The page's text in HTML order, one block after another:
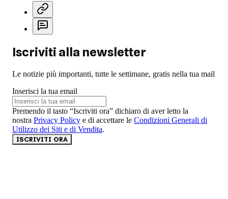
Iscriviti alla newsletter
Le notizie più importanti, tutte le settimane, gratis nella tua mail
Inserisci la tua email
Premendo il tasto “Iscriviti ora” dichiaro di aver letto la
nostra Privacy Policy e di accettare le Condizioni Generali di
Utilizzo dei Siti e di Vendita.
ISCRIVITI ORA